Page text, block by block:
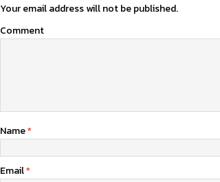
Your email address will not be published.
Comment
Name*
Email*